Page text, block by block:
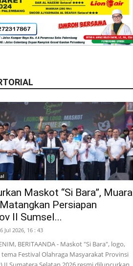
Maskot “Si Bara”, Muara
Persiapan
II Sumsel...
Jul 2026, 16 : 43
BERITAANDA - Maskot "Si Bara", logo,
Festival Olahraga Masyarakat Provinsi